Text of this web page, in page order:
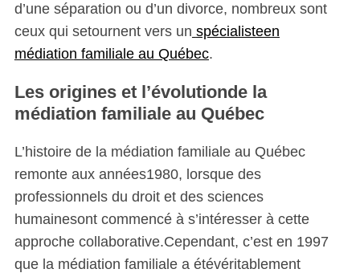
d’une séparation ou d’un divorce, nombreux sont
ceux qui setournent vers un spécialisteen
médiation familiale au Québec.
Les origines et l’évolutionde la
médiation familiale au Québec
L’histoire de la médiation familiale au Québec
remonte aux années1980, lorsque des
professionnels du droit et des sciences
humainesont commencé à s’intéresser à cette
approche collaborative.Cependant, c’est en 1997
que la médiation familiale a étévéritablement